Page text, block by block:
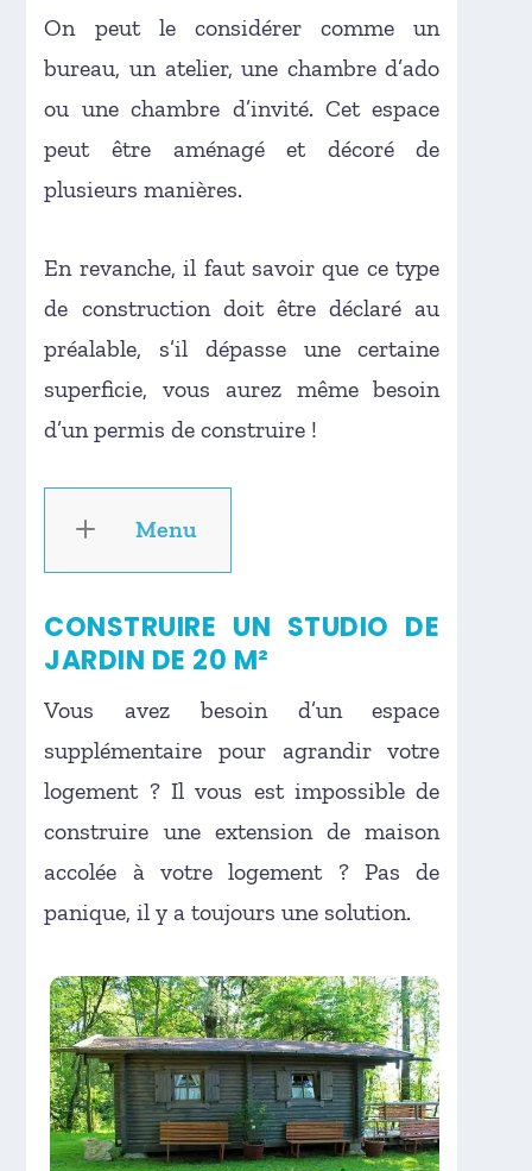
On peut le considérer comme un
bureau, un atelier, une chambre d’ado
ou une chambre d’invité. Cet espace
peut être aménagé et décoré de
plusieurs manières.
En revanche, il faut savoir que ce type
de construction doit être déclaré au
préalable, s’il dépasse une certaine
superficie, vous aurez même besoin
d’un permis de construire !
Menu
CONSTRUIRE UN STUDIO DE
JARDIN DE 20 M²
Vous avez besoin d’un espace
supplémentaire pour agrandir votre
logement ? Il vous est impossible de
construire une extension de maison
accolée à votre logement ? Pas de
panique, il y a toujours une solution.